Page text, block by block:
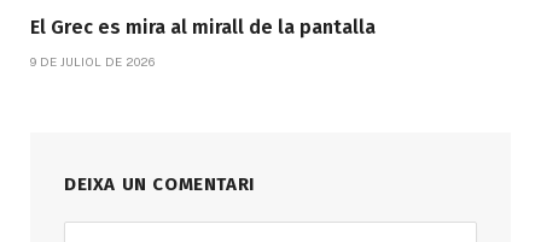
El Grec es mira al mirall de la pantalla
9 DE JULIOL DE 2026
DEIXA UN COMENTARI